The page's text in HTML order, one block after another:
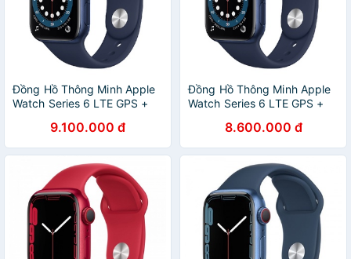
Đồng Hồ Thông Minh Apple
Watch Series 6 LTE GPS +
Sport Band (Viền Nhôm &
Dây Cao Su) 40mm -
9.100.000 đ
Đồng Hồ Thông Minh Apple
Watch Series 6 LTE GPS +
Sport Band (Viền Nhôm &
Dây Cao Su) 40mm
8.600.000 đ